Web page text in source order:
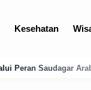
Kesehatan
di Pelabuhan Ternate